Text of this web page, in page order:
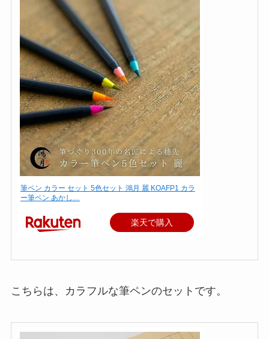
筆ペン カラー セット 5色セット 鴻月 麗 KOAFP1 カラ
ー筆ペン あかし…
楽天で購入
こちらは、カラフルな筆ペンのセットです。